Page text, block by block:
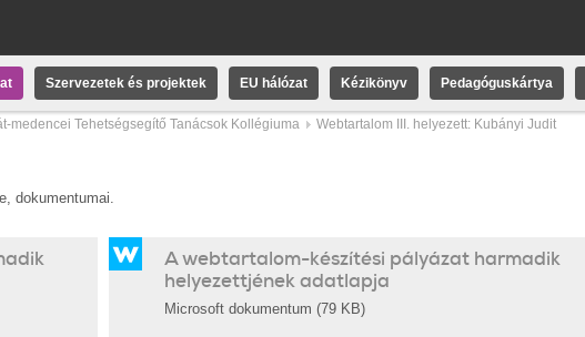
Szervezetek és projektek EU hálózat Kézikönyv Pedagóguskártya
medencei Tehetségsegítő Tanácsok Kollégiuma Webtartalom III. helyezett: Kubányi Judit
dokumentumai.
A webtartalom-készítési pályázat harmadik
helyezettjének adatlapja
Microsoft dokumentum (79 KB)